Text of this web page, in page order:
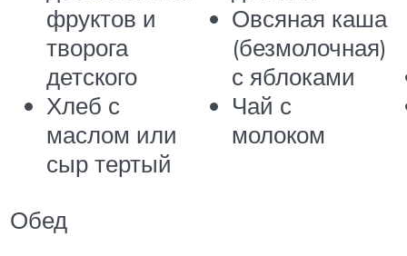
фруктов и
творога
детского
Хлеб с
маслом или
сыр тертый
Овсяная каша
(безмолочная)
с яблоками
Чай с
молоком
Обед